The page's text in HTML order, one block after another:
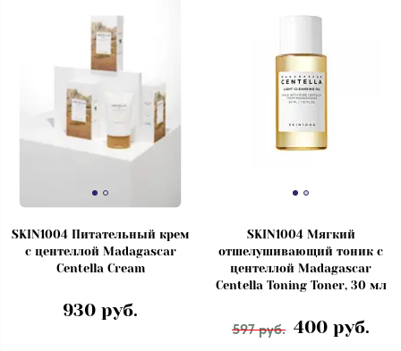
SKIN1004 Питательный крем
с центеллой Madagascar
Centella Cream
930 руб.
SKIN1004 Мягкий
отшелушивающий тоник с
центеллой Madagascar
Centella Toning Toner, 30 мл
597 руб. 400 руб.